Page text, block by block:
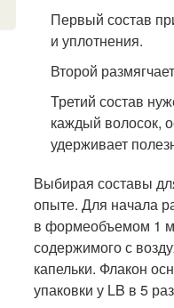
Первый состав
и уплотнения.
Второй
Третий состав
каждый волосок,
удерживает
Выбирая составы
опыте. Для начала
в формеобъемом 1
содержимого с
капельки. Флакон
упаковки у LB в 5